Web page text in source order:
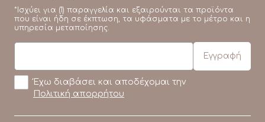
*Ισχύει για (1) παραγγελία και εξαιρούνται τα προϊόντα
που είναι ήδη σε έκπτωση, τα υφάσματα με το μέτρο και η
υπηρεσία μεταποίησης.
Έχω διαβάσει και αποδέχομαι την
Πολιτική απορρήτου